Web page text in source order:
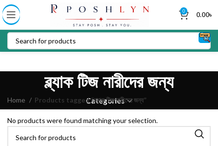
0 0.00৳
ব্ল্যাক টিজ নারীদের জন্য
Categories
Home Products tagged “ব্ল্যাক টিজ নারীদের জন্য”
No products were found matching your selection.